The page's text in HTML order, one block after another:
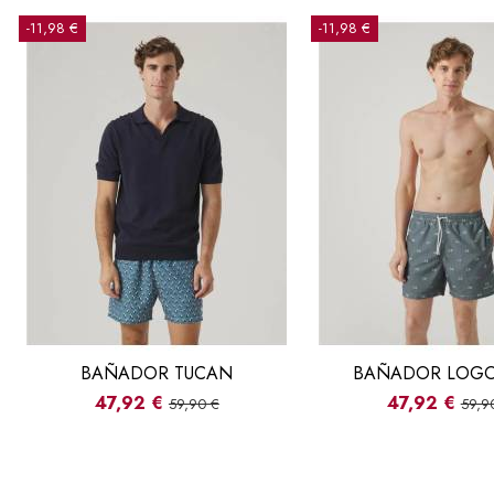
-11,98 €
BAÑADOR TUCAN
47,92 € 59,90 €
-11,98 €
BAÑADOR
47,92 €